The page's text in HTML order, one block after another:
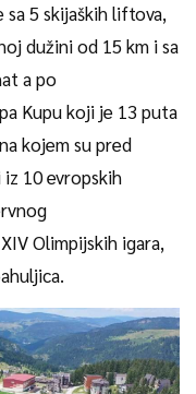
sa 5 skijaških liftova,
dužini od 15 km i sa
a po
Kupu koji je 13 puta
kojem su pred
10 evropskih
Olimpijskih igara,